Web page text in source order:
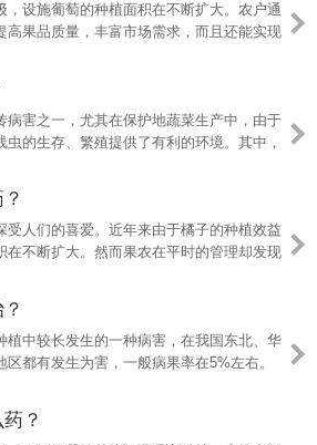
，设施葡萄的种植面积在不断扩大。农户通
高果品质量，丰富市场需求，而且还能实现
病害之一，尤其在保护地蔬菜生产中，由于
虫的生存、繁殖提供了有利的环境。其中，
呢？
受人们的喜爱。近年来由于橘子的种植效益
在不断扩大。然而果农在平时的管理却发现
药来防治呢？
植中较长发生的一种病害，在我国东北、华
都有发生为害，一般病果率在5%左右。
？